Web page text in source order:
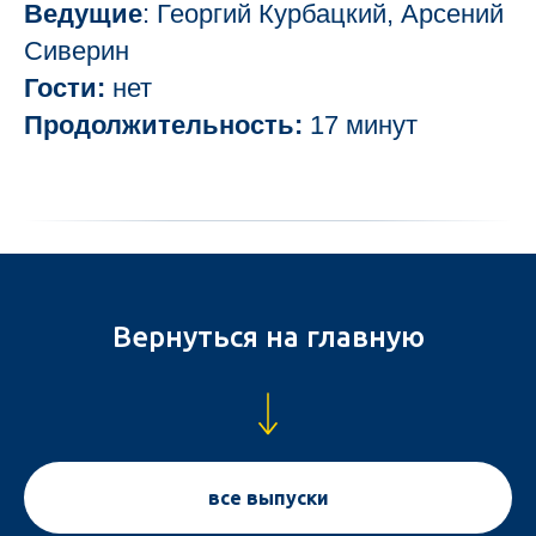
Ведущие: Георгий Курбацкий, Арсений
Сиверин
Гости: нет
Продолжительность: 17 минут
Вернуться на главную
все выпуски